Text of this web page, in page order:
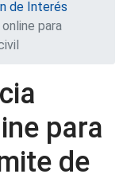
de Interés
para
para
de